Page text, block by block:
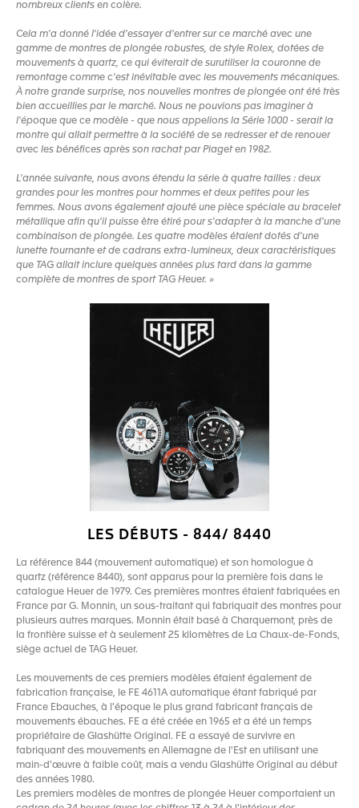
nombreux clients en colère.
Cela m'a donné l'idée d'essayer d'entrer sur ce marché avec une
gamme de montres de plongée robustes, de style Rolex, dotées de
mouvements à quartz, ce qui éviterait de surutiliser la couronne de
remontage comme c'est inévitable avec les mouvements mécaniques.
À notre grande surprise, nos nouvelles montres de plongée ont été très
bien accueillies par le marché. Nous ne pouvions pas imaginer à
l'époque que ce modèle - que nous appelions la Série 1000 - serait la
montre qui allait permettre à la société de se redresser et de renouer
avec les bénéfices après son rachat par Piaget en 1982.
L'année suivante, nous avons étendu la série à quatre tailles : deux
grandes pour les montres pour hommes et deux petites pour les
femmes. Nous avons également ajouté une pièce spéciale au bracelet
métallique afin qu'il puisse être étiré pour s'adapter à la manche d'une
combinaison de plongée. Les quatre modèles étaient dotés d'une
lunette tournante et de cadrans extra-lumineux, deux caractéristiques
que TAG allait inclure quelques années plus tard dans la gamme
complète de montres de sport TAG Heuer. »
LES DÉBUTS - 844/ 8440
La référence 844 (mouvement automatique) et son homologue à
quartz (référence 8440), sont apparus pour la première fois dans le
catalogue Heuer de 1979. Ces premières montres étaient fabriquées en
France par G. Monnin, un sous-traitant qui fabriquait des montres pour
plusieurs autres marques. Monnin était basé à Charquemont, près de
la frontière suisse et à seulement 25 kilomètres de La Chaux-de-Fonds,
siège actuel de TAG Heuer.
Les mouvements de ces premiers modèles étaient également de
fabrication française, le FE 4611A automatique étant fabriqué par
France Ebauches, à l'époque le plus grand fabricant français de
mouvements ébauches. FE a été créée en 1965 et a été un temps
propriétaire de Glashütte Original. FE a essayé de survivre en
fabriquant des mouvements en Allemagne de l'Est en utilisant une
main-d'œuvre à faible coût, mais a vendu Glashütte Original au début
des années 1980.
Les premiers modèles de montres de plongée Heuer comportaient un